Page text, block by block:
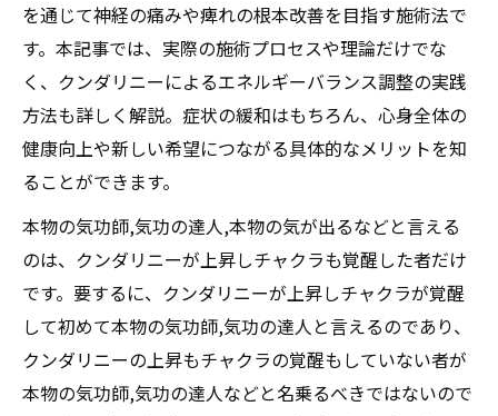
を通じて神経の痛みや痺れの根本改善を目指す施術法で
す。本記事では、実際の施術プロセスや理論だけでな
く、クンダリニーによるエネルギーバランス調整の実践
方法も詳しく解説。症状の緩和はもちろん、心身全体の
健康向上や新しい希望につながる具体的なメリットを知
ることができます。
本物の気功師,気功の達人,本物の気が出るなどと言える
のは、クンダリニーが上昇しチャクラも覚醒した者だけ
です。要するに、クンダリニーが上昇しチャクラが覚醒
して初めて本物の気功師,気功の達人と言えるのであり、
クンダリニーの上昇もチャクラの覚醒もしていない者が
本物の気功師,気功の達人などと名乗るべきではないので